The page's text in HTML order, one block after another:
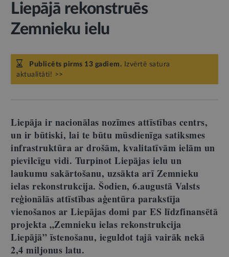
Liepājā rekonstruēs
Zemnieku ielu
Publicēts pirms 13 gadiem. Izvērtē satura
aktualitāti! >>
Liepāja ir nacionālas nozīmes attīstības centrs,
un ir būtiski, lai te būtu mūsdienīga satiksmes
infrastruktūra ar drošām, kvalitatīvām ielām un
pievilcīgu vidi. Turpinot Liepājas ielu un
laukumu sakārtošanu, uzsākta arī Zemnieku
ielas rekonstrukcija. Šodien, 6.augustā Valsts
reģionālās attīstības aģentūra parakstīja
vienošanos ar Liepājas domi par ES līdzfinansētā
projekta „Zemnieku ielas rekonstrukcija
Liepājā” īstenošanu, ieguldot tajā vairāk nekā
2,4 miljonus latu.